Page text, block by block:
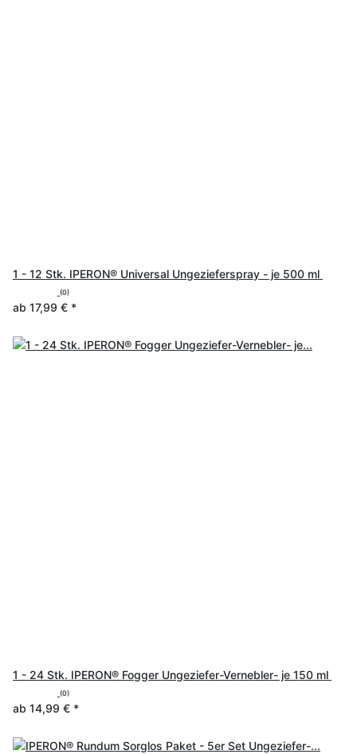
1 - 12 Stk. IPERON® Universal Ungezieferspray - je 500 ml
(0)
ab 17,99 € *
1 - 24 Stk. IPERON® Fogger Ungeziefer-Vernebler- je 150 ml
(0)
ab 14,99 € *